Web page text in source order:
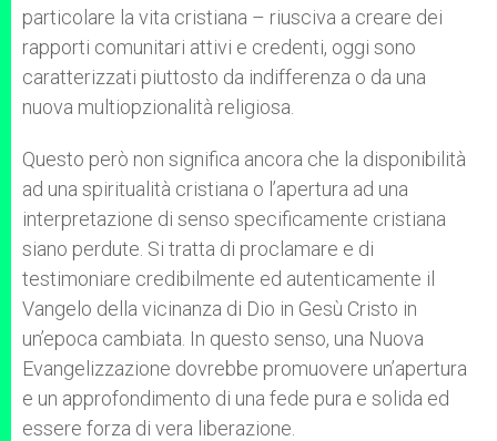
particolare la vita cristiana – riusciva a creare dei
rapporti comunitari attivi e credenti, oggi sono
caratterizzati piuttosto da indifferenza o da una
nuova multiopzionalità religiosa.
Questo però non significa ancora che la disponibilità
ad una spiritualità cristiana o l’apertura ad una
interpretazione di senso specificamente cristiana
siano perdute. Si tratta di proclamare e di
testimoniare credibilmente ed autenticamente il
Vangelo della vicinanza di Dio in Gesù Cristo in
un’epoca cambiata. In questo senso, una Nuova
Evangelizzazione dovrebbe promuovere un’apertura
e un approfondimento di una fede pura e solida ed
essere forza di vera liberazione.